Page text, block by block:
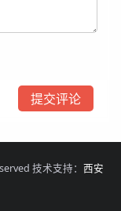
技术支持： 西安